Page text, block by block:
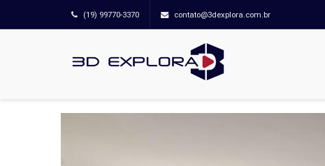
(19) 99770-3370 contato@3dexplora.com.br